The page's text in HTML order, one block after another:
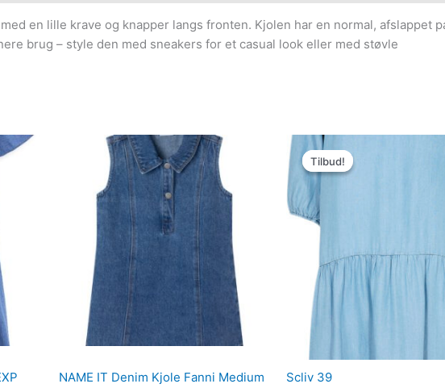
en lille krave og knapper langs fronten. Kjolen har en normal, afslappet
brug – style den med sneakers for et casual look eller med støvle
NAME IT Denim Kjole Fanni Medium
Tilbud!
Tilbud!
Scliv 39
oprindelige
pris